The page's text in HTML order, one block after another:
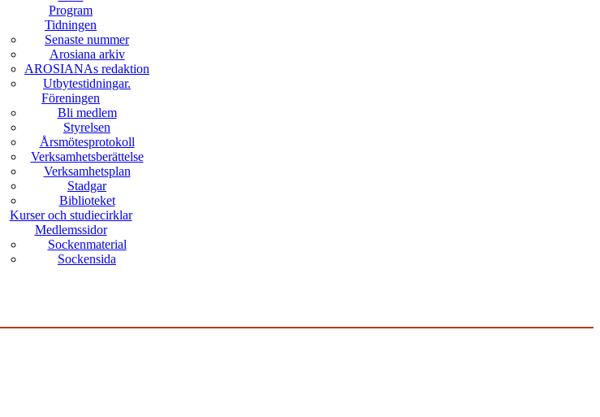
Program
Tidningen
Senaste nummer
Arosiana arkiv
AROSIANAs redaktion
Utbytestidningar.
Föreningen
Bli medlem
Styrelsen
Årsmötesprotokoll
Verksamhetsberättelse
Verksamhetsplan
Stadgar
Biblioteket
Kurser och studiecirklar
Medlemssidor
Sockenmaterial
Sockensida